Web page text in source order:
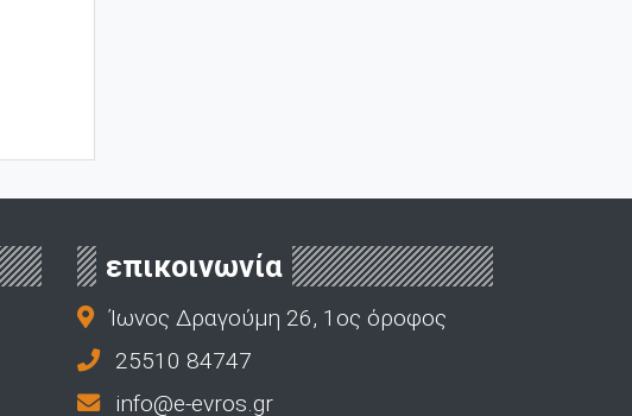
επικοινωνία
Ίωνος Δραγούμη 26, 1ος όροφος
25510 84747
info@e-evros.gr